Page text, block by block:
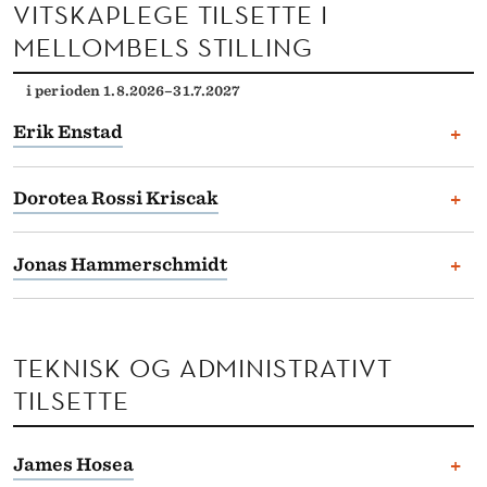
VITSKAPLEGE TILSETTE I
MELLOMBELS STILLING
i perioden 1.8.2026–31.7.2027
Erik Enstad +
Ingen registrerte tillitsverv.
Dorotea Rossi Kriscak +
Ingen registrerte tillitsverv.
Jonas Hammerschmidt +
TEKNISK OG ADMINISTRATIVT
TILSETTE
James Hosea +